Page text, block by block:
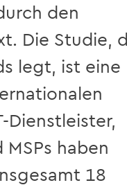
den
Die Studie,
legt, ist eine
Dienstleister,
haben
18